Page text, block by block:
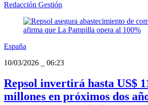
Redacción Gestión
España
10/03/2026
06:23
Repsol invertirá hasta US$
millones en próximos dos